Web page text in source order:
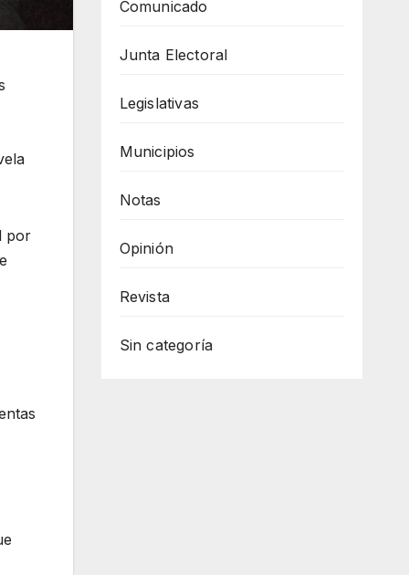
por
Comunicado
Junta Electoral
Legislativas
Municipios
Notas
Opinión
Revista
Sin categoría